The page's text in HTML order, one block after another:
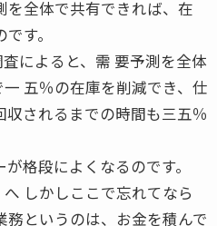
を全体で共有できれば、在
す。
によると、需 要予測を全体
五％の在庫を削減でき、仕
されるまでの時間も三五％
格段によくなるのです。
しかしここで忘れてなら
というのは、お金を積んで